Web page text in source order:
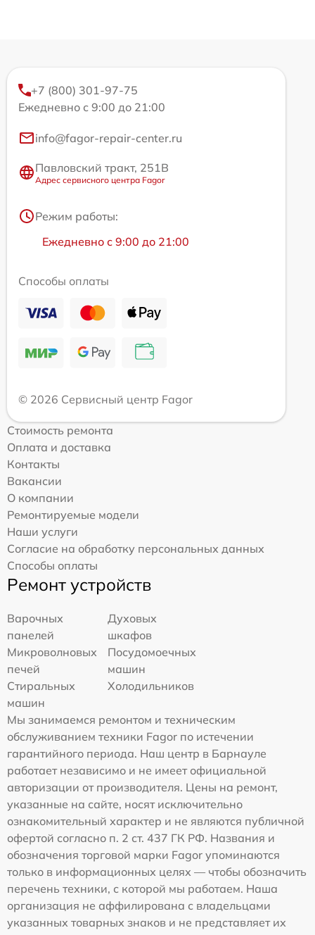
+7 (800) 301-97-75
Ежедневно с 9:00 до 21:00
info@fagor-repair-center.ru
Павловский тракт, 251В
Адрес сервисного центра Fagor
Режим работы:
Ежедневно с 9:00 до 21:00
Способы оплаты
© 2026 Сервисный центр Fagor
Стоимость ремонта
Оплата и доставка
Контакты
Вакансии
О компании
Ремонтируемые модели
Наши услуги
Согласие на обработку персональных данных
Способы оплаты
Ремонт устройств
Варочных
панелей
Духовых
шкафов
Микроволновых
печей
Посудомоечных
машин
Стиральных
машин
Холодильников
Мы занимаемся ремонтом и техническим
обслуживанием техники Fagor по истечении
гарантийного периода. Наш центр в Барнауле
работает независимо и не имеет официальной
авторизации от производителя. Цены на ремонт,
указанные на сайте, носят исключительно
ознакомительный характер и не являются публичной
офертой согласно п. 2 ст. 437 ГК РФ. Названия и
обозначения торговой марки Fagor упоминаются
только в информационных целях — чтобы обозначить
перечень техники, с которой мы работаем. Наша
организация не аффилирована с владельцами
указанных товарных знаков и не представляет их